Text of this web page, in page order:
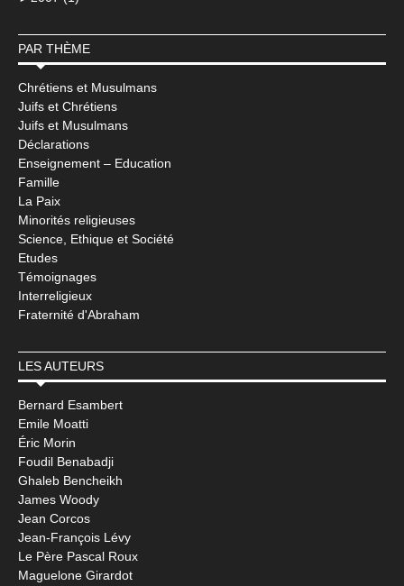
PAR THÈME
Chrétiens et Musulmans
Juifs et Chrétiens
Juifs et Musulmans
Déclarations
Enseignement – Education
Famille
La Paix
Minorités religieuses
Science, Ethique et Société
Etudes
Témoignages
Interreligieux
Fraternité d'Abraham
LES AUTEURS
Bernard Esambert
Emile Moatti
Éric Morin
Foudil Benabadji
Ghaleb Bencheikh
James Woody
Jean Corcos
Jean-François Lévy
Le Père Pascal Roux
Maguelone Girardot